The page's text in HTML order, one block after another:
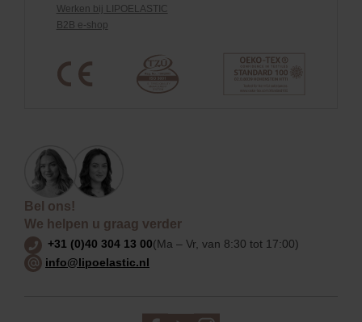
Werken bij LIPOELASTIC
B2B e-shop
Bel ons!
We helpen u graag verder
+31 (0)40 304 13 00(Ma – Vr, van 8:30 tot 17:00)
info@lipoelastic.nl